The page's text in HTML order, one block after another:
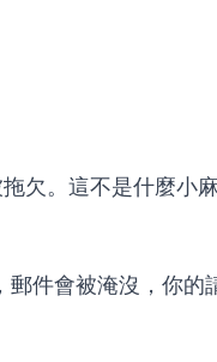
拖欠。這不是什麼
件會被淹沒，你的